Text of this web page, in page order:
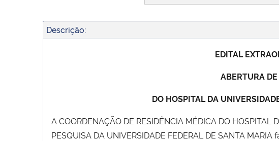
Descrição:
EDITAL
ABERTURA
DO HOSPITAL DA
A COORDENAÇÃO DE RESIDÊNCIA MÉDICA DO
PESQUISA DA UNIVERSIDADE FEDERAL DE SANTA